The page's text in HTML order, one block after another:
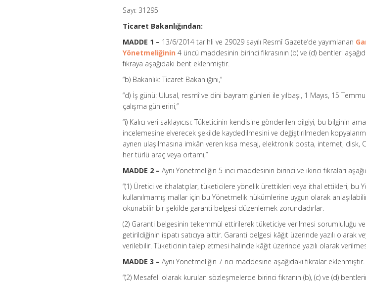
Sayı: 31295
Ticaret Bakanlığından:
MADDE 1 – 13/6/2014 tarihli ve 29029 sayılı Resmî Gazete’de yayımlanan
Yönetmeliğinin 4 üncü maddesinin birinci fıkrasının (b) ve (d) bentleri
fıkraya aşağıdaki bent eklenmiştir.
“b) Bakanlık: Ticaret Bakanlığını,”
“d) İş günü: Ulusal, resmî ve dini bayram günleri ile yılbaşı, 1 Mayıs, 15
çalışma günlerini,”
“i) Kalıcı veri saklayıcısı: Tüketicinin kendisine gönderilen bilgiyi, bu bilginin
incelemesine elverecek şekilde kaydedilmesini ve değiştirilmeden
aynen ulaşılmasına imkân veren kısa mesaj, elektronik posta, internet, disk,
her türlü araç veya ortamı,”
MADDE 2 – Aynı Yönetmeliğin 5 inci maddesinin birinci ve ikinci fıkraları
“(1) Üretici ve ithalatçılar, tüketicilere yönelik ürettikleri veya ithal ettikleri, bu
kullanılmamış mallar için bu Yönetmelik hükümlerine uygun olarak
okunabilir bir şekilde garanti belgesi düzenlemek zorundadırlar.
(2) Garanti belgesinin tekemmül ettirilerek tüketiciye verilmesi sorumluluğu
getirildiğinin ispatı satıcıya aittir. Garanti belgesi kâğıt üzerinde yazılı olarak veya
verilebilir. Tüketicinin talep etmesi halinde kâğıt üzerinde yazılı olarak
MADDE 3 – Aynı Yönetmeliğin 7 nci maddesine aşağıdaki fıkralar eklenmiştir.
“(2) Mesafeli olarak kurulan sözleşmelerde birinci fıkranın (b), (c) ve (d)